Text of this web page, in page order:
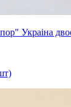
Украіна